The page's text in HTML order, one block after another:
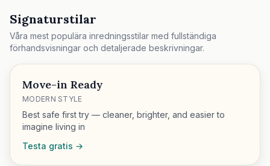
Signaturstilar
Våra mest populära inredningsstilar med fullständiga
förhandsvisningar och detaljerade beskrivningar.
Move-in Ready
MODERN STYLE
Best safe first try — cleaner, brighter, and easier to
imagine living in
Testa gratis →